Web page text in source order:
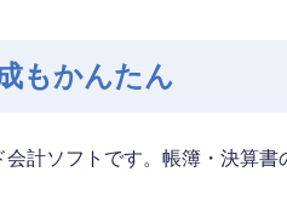
もかんたん
計ソフトです。帳簿・決算書